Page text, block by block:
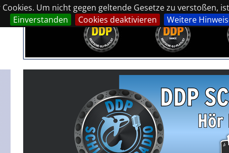
Um nicht gegen geltende Gesetze zu verstoßen,
Einverstanden
Cookies deaktivieren Weitere